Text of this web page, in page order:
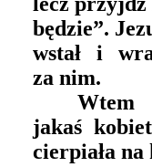
będzie”.
wstał i
za nim.
Wtem
jakaś
cierpiała na